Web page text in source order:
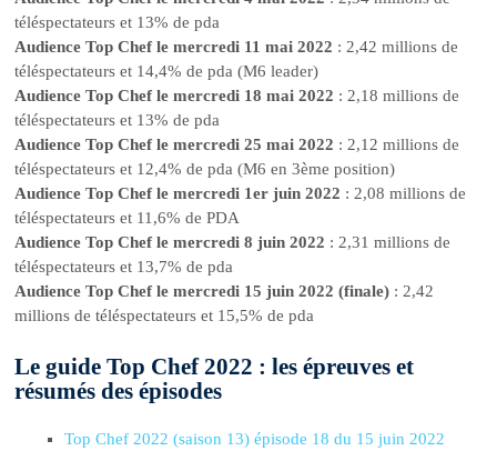
téléspectateurs et 13% de pda
Audience Top Chef le mercredi 11 mai 2022 : 2,42 millions de
téléspectateurs et 14,4% de pda (M6 leader)
Audience Top Chef le mercredi 18 mai 2022 : 2,18 millions de
téléspectateurs et 13% de pda
Audience Top Chef le mercredi 25 mai 2022 : 2,12 millions de
téléspectateurs et 12,4% de pda (M6 en 3ème position)
Audience Top Chef le mercredi 1er juin 2022 : 2,08 millions de
téléspectateurs et 11,6% de PDA
Audience Top Chef le mercredi 8 juin 2022 : 2,31 millions de
téléspectateurs et 13,7% de pda
Audience Top Chef le mercredi 15 juin 2022 (finale) : 2,42
millions de téléspectateurs et 15,5% de pda
Le guide Top Chef 2022 : les épreuves et
résumés des épisodes
Top Chef 2022 (saison 13) épisode 18 du 15 juin 2022